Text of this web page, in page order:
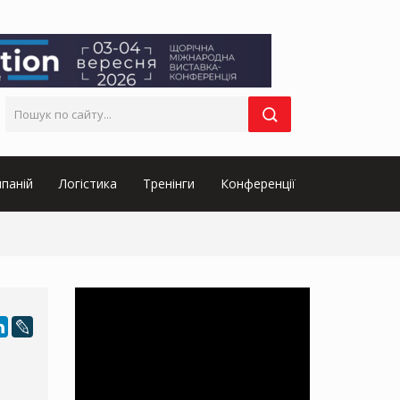
Логістика Тренінги Конференції